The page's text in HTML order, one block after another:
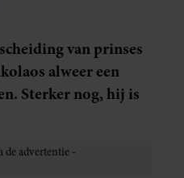
van prinses
alweer een
Sterker nog, hij is